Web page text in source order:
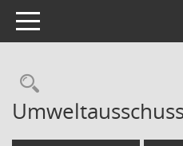
Toggle navigation